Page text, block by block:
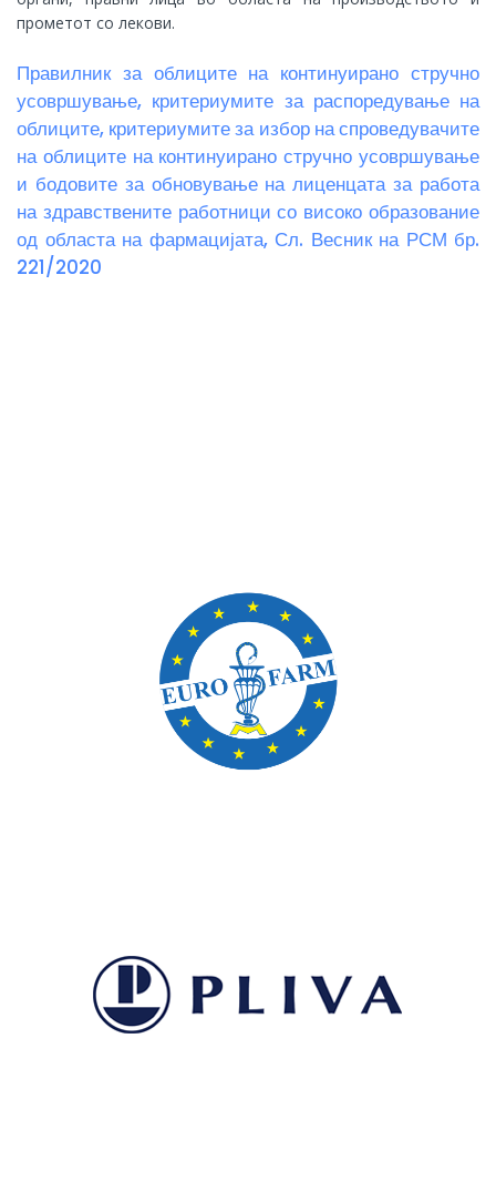
прометот со лекови.
Правилник за облиците на континуирано стручно
усовршување, критериумите за распоредување на
облиците, критериумите за избор на спроведувачите
на облиците на континуирано стручно усовршување
и бодовите за обновување на лиценцата за работа
на здравствените работници со високо образование
од областа на фармацијата, Сл. Весник на РСМ бр.
221/2020